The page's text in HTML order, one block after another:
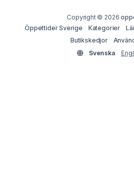
Copyright © 2026
Öppettider Sverige
Kategorier
Butikskedjor
Svenska